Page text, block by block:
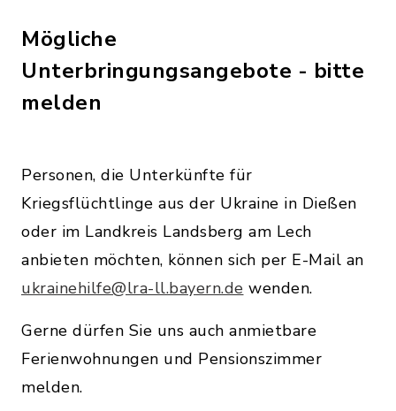
Mögliche
Unterbringungsangebote - bitte
melden
Personen, die Unterkünfte für
Kriegsflüchtlinge aus der Ukraine in Dießen
oder im Landkreis Landsberg am Lech
anbieten möchten, können sich per E-Mail an
ukrainehilfe@lra-ll.bayern.de wenden.
Gerne dürfen Sie uns auch anmietbare
Ferienwohnungen und Pensionszimmer
melden.